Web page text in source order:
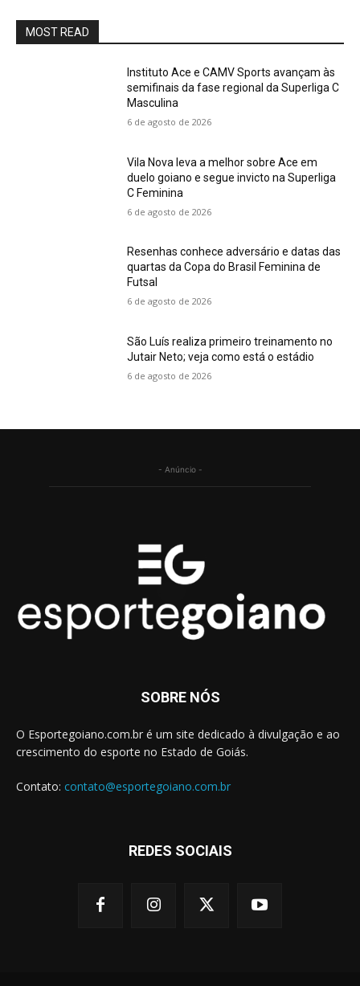
MOST READ
Instituto Ace e CAMV Sports avançam às
semifinais da fase regional da Superliga C
Masculina
6 de agosto de 2026
Vila Nova leva a melhor sobre Ace em
duelo goiano e segue invicto na Superliga
C Feminina
6 de agosto de 2026
Resenhas conhece adversário e datas das
quartas da Copa do Brasil Feminina de
Futsal
6 de agosto de 2026
São Luís realiza primeiro treinamento no
Jutair Neto; veja como está o estádio
6 de agosto de 2026
- Anúncio -
SOBRE NÓS
O Esportegoiano.com.br é um site dedicado à divulgação e ao
crescimento do esporte no Estado de Goiás.
Contato: contato@esportegoiano.com.br
REDES SOCIAIS